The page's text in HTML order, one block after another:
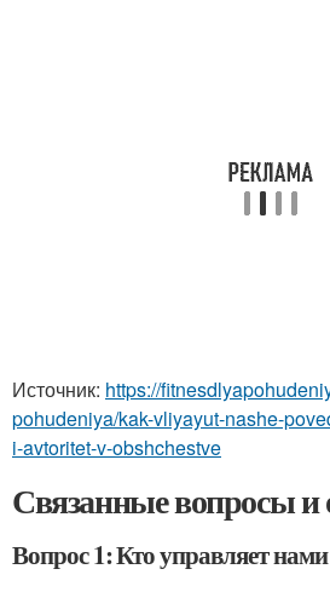
Источник: https://
pohudeniya/kak-vliyayut-nashe-
i-avtoritet-v-obshchestve
Связанные вопросы и
Вопрос 1: Кто управляет нами